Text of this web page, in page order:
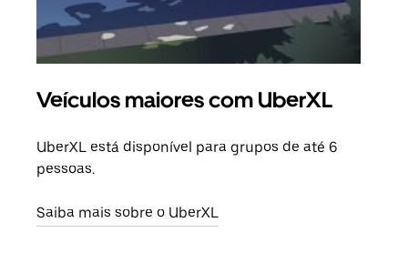
Veículos maiores com UberXL
UberXL está disponível para grupos de até 6
pessoas.
Saiba mais sobre o UberXL